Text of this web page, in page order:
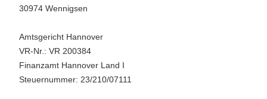
30974 Wennigsen
Amtsgericht Hannover
VR-Nr.: VR 200384
Finanzamt Hannover Land I
Steuernummer: 23/210/07111